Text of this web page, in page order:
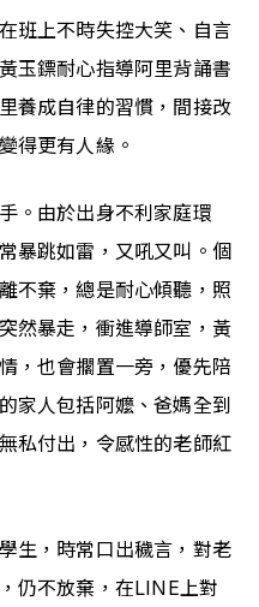
班上不時失控大笑、自言
玉鏢耐心指導阿里背誦書
養成自律的習慣，間接改
得更有人緣。
。由於出身不利家庭環
暴跳如雷，又吼又叫。個
不棄，總是耐心傾聽，照
然暴走，衝進導師室，黃
，也會擱置一旁，優先陪
家人包括阿嬤、爸媽全到
私付出，令感性的老師紅
生，時常口出穢言，對老
仍不放棄，在LINE上對